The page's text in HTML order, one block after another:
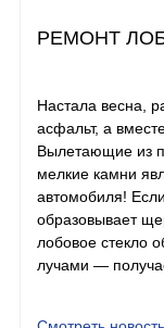
РЕМОНТ
Настала весна,
асфальт, а
Вылетающие из
мелкие камни
автомобиля!
образовывает
лобовое стекло
лучами —